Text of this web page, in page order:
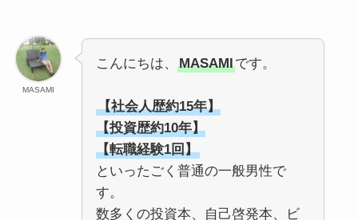
MASAMI
こんにちは、 MASAMIです。
【社会人歴約15年】
【投資歴約10年】
【転職経験1回】
といったごく普通の一般男性で
す。
数多くの投資本、自己啓発本、ビ